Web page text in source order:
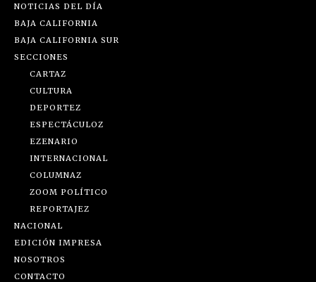
NOTICIAS DEL DÍA
BAJA CALIFORNIA
BAJA CALIFORNIA SUR
SECCIONES
CARTAZ
CULTURA
DEPORTEZ
ESPECTÁCULOZ
EZENARIO
INTERNACIONAL
COLUMNAZ
ZOOM POLÍTICO
REPORTAJEZ
NACIONAL
EDICIÓN IMPRESA
NOSOTROS
CONTACTO